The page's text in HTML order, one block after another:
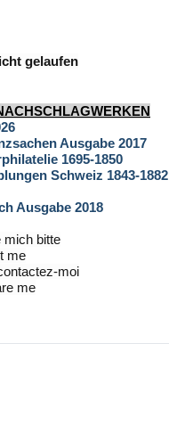
gelaufen
Ausgabe 2017
1695-1850
Schweiz 1843-1882
Ausgabe 2018
mich bitte
me
moi
me